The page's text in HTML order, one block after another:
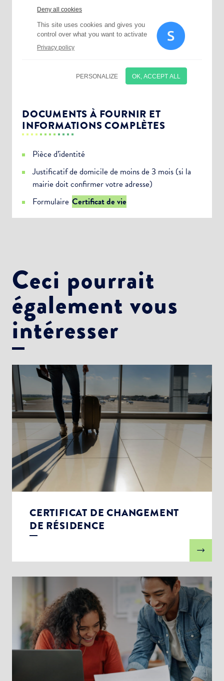
DOCUMENTS À FOURNIR ET
INFORMATIONS COMPLÈTES
Pièce d’identité
Justificatif de domicile de moins de 3 mois (si la
mairie doit confirmer votre adresse)
Formulaire Certificat de vie
Ceci pourrait
également vous
intéresser
CERTIFICAT DE CHANGEMENT
DE RÉSIDENCE
Choisissez votre abonnement :
Alertes Mail